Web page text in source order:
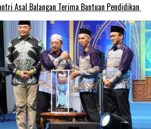
Asal Balangan Terima Bantuan Pendidikan